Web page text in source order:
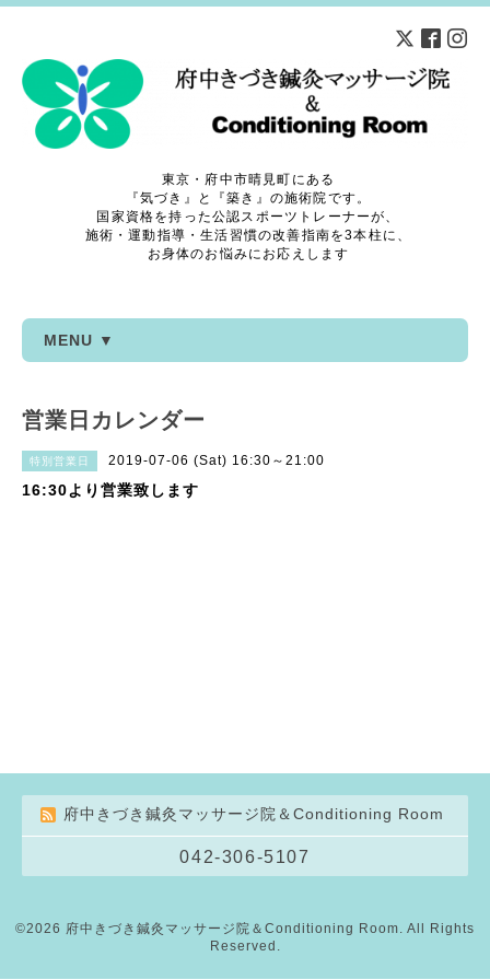
東京・府中市晴見町にある
『気づき』と『築き』の施術院です。
国家資格を持った公認スポーツトレーナーが、
施術・運動指導・生活習慣の改善指南を3本柱に、
お身体のお悩みにお応えします
MENU ▼
営業日カレンダー
特別営業日 2019-07-06 (Sat) 16:30～21:00
16:30より営業致します
府中きづき鍼灸マッサージ院＆Conditioning Room
042-306-5107
©2026 府中きづき鍼灸マッサージ院＆Conditioning Room . All Rights
Reserved.